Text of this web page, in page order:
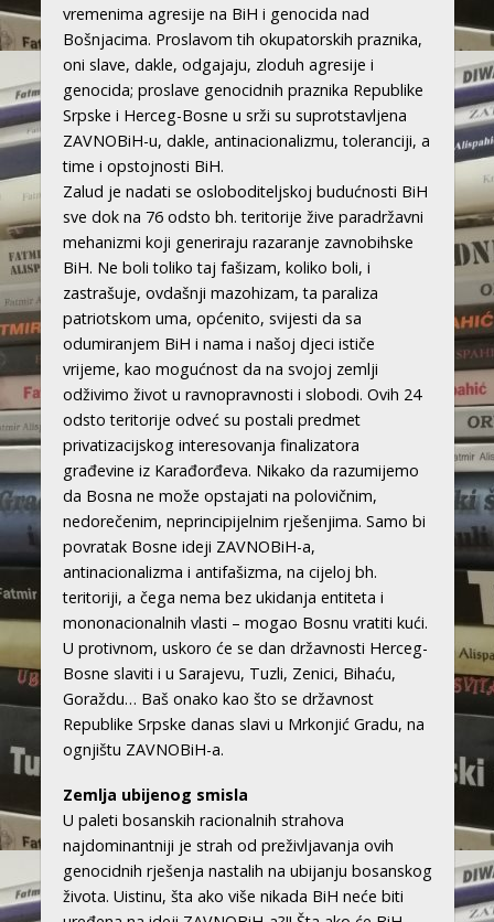
vremenima agresije na BiH i genocida nad
Bošnjacima. Proslavom tih okupatorskih praznika,
oni slave, dakle, odgajaju, zloduh agresije i
genocida; proslave genocidnih praznika Republike
Srpske i Herceg-Bosne u srži su suprotstavljena
ZAVNOBiH-u, dakle, antinacionalizmu, toleranciji, a
time i opstojnosti BiH.
Zalud je nadati se osloboditeljskoj budućnosti BiH
sve dok na 76 odsto bh. teritorije žive paradržavni
mehanizmi koji generiraju razaranje zavnobihske
BiH. Ne boli toliko taj fašizam, koliko boli, i
zastrašuje, ovdašnji mazohizam, ta paraliza
patriotskom uma, općenito, svijesti da sa
odumiranjem BiH i nama i našoj djeci ističe
vrijeme, kao mogućnost da na svojoj zemlji
odživimo život u ravnopravnosti i slobodi. Ovih 24
odsto teritorije odveć su postali predmet
privatizacijskog interesovanja finalizatora
građevine iz Karađorđeva. Nikako da razumijemo
da Bosna ne može opstajati na polovičnim,
nedorečenim, neprincipijelnim rješenjima. Samo bi
povratak Bosne ideji ZAVNOBiH-a,
antinacionalizma i antifašizma, na cijeloj bh.
teritoriji, a čega nema bez ukidanja entiteta i
mononacionalnih vlasti – mogao Bosnu vratiti kući.
U protivnom, uskoro će se dan državnosti Herceg-
Bosne slaviti i u Sarajevu, Tuzli, Zenici, Bihaću,
Goraždu… Baš onako kao što se državnost
Republike Srpske danas slavi u Mrkonjić Gradu, na
ognjištu ZAVNOBiH-a.
Zemlja ubijenog smisla
U paleti bosanskih racionalnih strahova
najdominantniji je strah od preživljavanja ovih
genocidnih rješenja nastalih na ubijanju bosanskog
života. Uistinu, šta ako više nikada BiH neće biti